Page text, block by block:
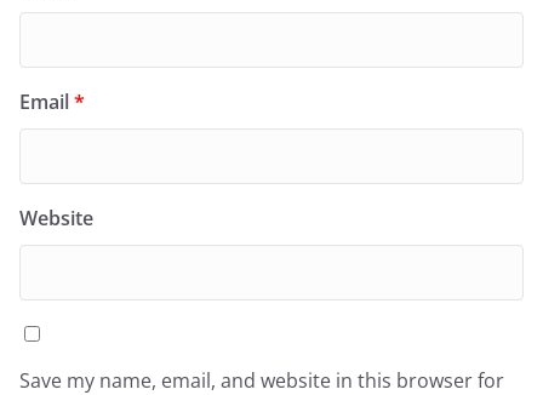
Email*
Website
Save my name, email, and website in this browser for